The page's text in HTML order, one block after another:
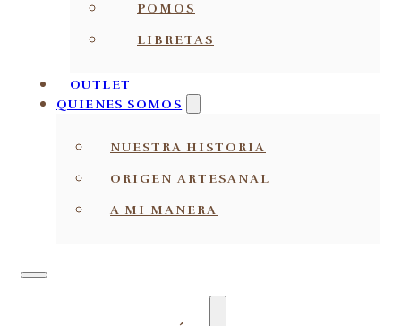
POMOS
LIBRETAS
OUTLET
QUIENES SOMOS
NUESTRA HISTORIA
ORIGEN ARTESANAL
A MI MANERA